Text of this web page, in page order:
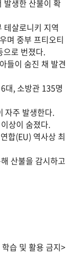
발생한 산불이 확
테살로니키 지역
며 중부 프티오티
으로 번졌다.
들이 숨진 채 발견
대, 소방관 135명
자주 발생한다.
상이 숨졌다.
합(EU) 역사상 최
산불을 감시하고
습 및 활용 금지>